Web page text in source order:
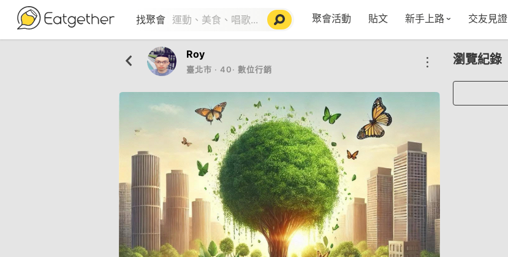
找聚會 聚會活動 貼文 新手上路
五大功能
VIP獨享
使用者指南
如何報名/舉辦聚會
聚會主題推薦
交友見證
Roy
臺北市 ‧ 40‧ 數位行銷
瀏覽紀錄